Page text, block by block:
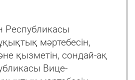
Республикасы
мәртебесін,
қызметін, сондай-ақ
Вице-